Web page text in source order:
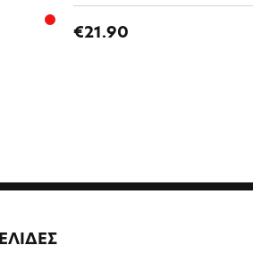
€21.90